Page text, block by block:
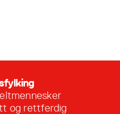
og rettferdig